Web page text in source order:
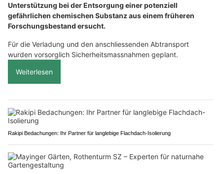
Unterstützung bei der Entsorgung einer potenziell
gefährlichen chemischen Substanz aus einem früheren
Forschungsbestand ersucht.
Für die Verladung und den anschliessenden Abtransport
wurden vorsorglich Sicherheitsmassnahmen geplant.
Weiterlesen
Rakipi Bedachungen: Ihr Partner für langlebige Flachdach-Isolierung